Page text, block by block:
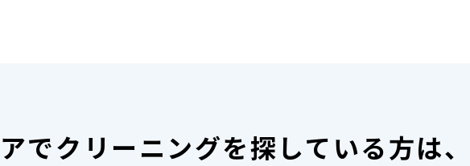
でクリーニングを探している方は、